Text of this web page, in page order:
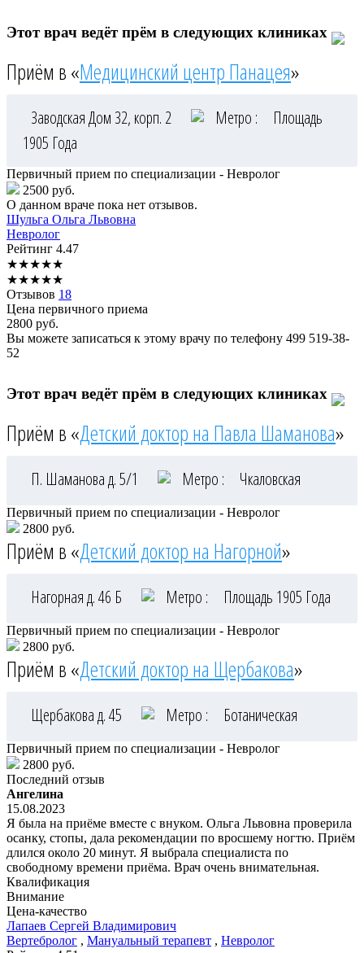
Этот врач ведёт прём в следующих клиниках
Приём в «Медицинский центр Панацея»
Заводская Дом 32, корп. 2 Метро :
Площадь
1905 Года
Первичный прием по специализации - Невролог
2500 руб.
О данном враче пока нет отзывов.
Шульга Ольга Львовна
Невролог
Рейтинг 4.47
★★★★★
★★★★★
Отзывов 18
Цена первичного приема
2800 руб.
Вы можете записаться к этому врачу по телефону 499 519-38-
52
Этот врач ведёт прём в следующих клиниках
Приём в «Детский доктор на Павла Шаманова»
П. Шаманова д. 5/1 Метро : Чкаловская
Первичный прием по специализации - Невролог
2800 руб.
Приём в «Детский доктор на Нагорной»
Нагорная д. 46 Б Метро : Площадь 1905 Года
Первичный прием по специализации - Невролог
2800 руб.
Приём в «Детский доктор на Щербакова»
Щербакова д. 45 Метро : Ботаническая
Первичный прием по специализации - Невролог
2800 руб.
Последний отзыв
Ангелина
15.08.2023
Я была на приёме вместе с внуком. Ольга Львовна проверила
осанку, стопы, дала рекомендации по вросшему ногтю. Приём
длился около 20 минут. Я выбрала специалиста по
свободному времени приёма. Врач очень внимательная.
Квалификация
Внимание
Цена-качество
Лапаев Сергей Владимирович
Вертебролог , Мануальный терапевт , Невролог